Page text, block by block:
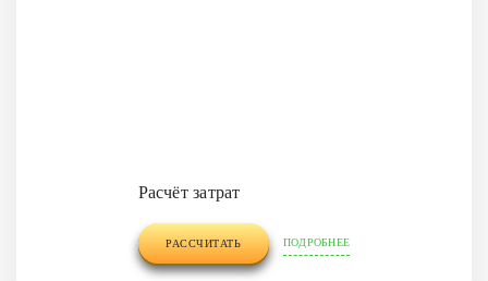
Расчёт затрат
РАССЧИТАТЬ ПОДРОБНЕЕ